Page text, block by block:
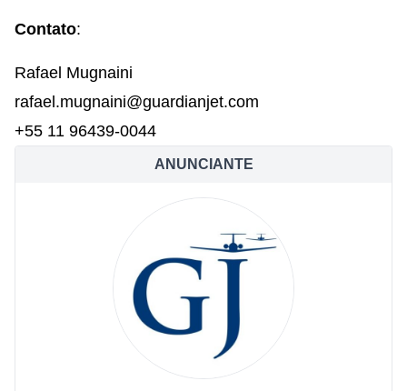
Contato:
Rafael Mugnaini
rafael.mugnaini@guardianjet.com
+55 11 96439-0044
ANUNCIANTE